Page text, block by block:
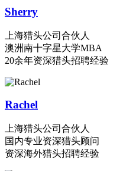
Sherry
上海猎头公司合伙人
澳洲南十字星大学MBA
20余年资深猎头招聘经验
Rachel
上海猎头公司合伙人
国内专业资深猎头顾问
资深海外猎头招聘经验